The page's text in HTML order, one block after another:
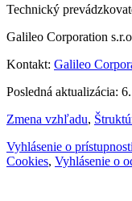
Technický
Galileo Corporation
Kontakt: Galileo
Posledná aktualizácia:
Zmena vzhľadu,
Vyhlásenie o prístupnosti
Cookies, Vyhlásenie o